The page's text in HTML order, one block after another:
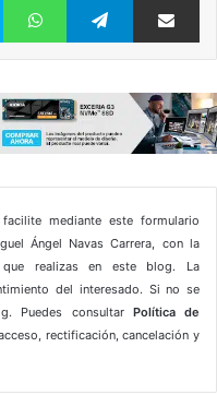
mediante este formulario
Ángel Navas Carrera, con la
realizas en este blog. La
del interesado. Si no se
Puedes consultar Política de
rectificación, cancelación y